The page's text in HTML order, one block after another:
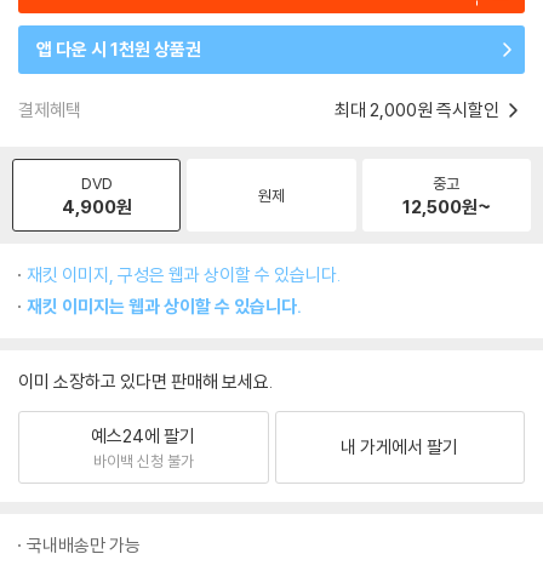
앱 다운 시 1천원 상품권
결제혜택 최대 2,000원 즉시할인
DVD
4,900원 원제
중고
12,500원~
재킷 이미지, 구성은 웹과 상이할 수 있습니다.
재킷 이미지는 웹과 상이할 수 있습니다.
이미 소장하고 있다면 판매해 보세요.
예스24에 팔기
바이백 신청 불가
내 가게에서 팔기
국내배송만 가능